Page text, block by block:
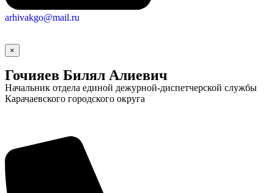
arhivakgo@mail.ru
×
Гочияев Билял Алиевич
Начальник отдела единой дежурной-диспетчерской службы
Карачаевского городского округа